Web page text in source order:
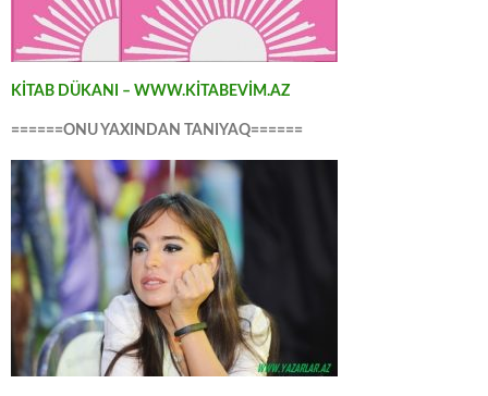
KİTAB DÜKANI – WWW.KİTABEVİM.AZ
======ONU YAXINDAN TANIYAQ======